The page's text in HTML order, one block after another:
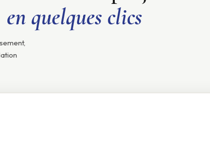
en quelques clics